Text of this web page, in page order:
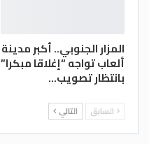
المزار الجنوبي.. أكبر مدينة
ألعاب تواجه “إغلاقا مبكرا”
بانتظار تصويب…
السابق التالي